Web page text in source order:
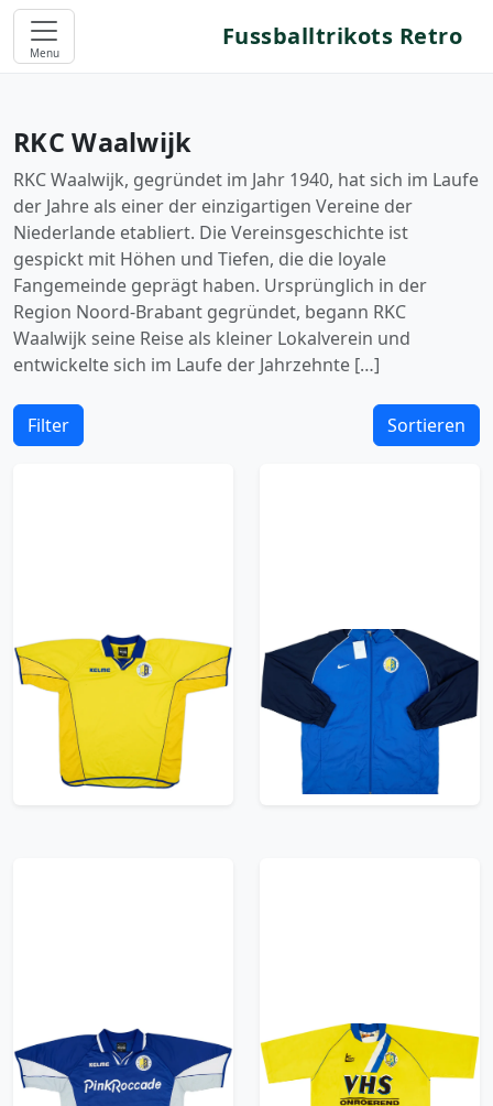
Menu
Fussballtrikots Retro
RKC Waalwijk
RKC Waalwijk, gegründet im Jahr 1940, hat sich im Laufe
der Jahre als einer der einzigartigen Vereine der
Niederlande etabliert. Die Vereinsgeschichte ist
gespickt mit Höhen und Tiefen, die die loyale
Fangemeinde geprägt haben. Ursprünglich in der
Region Noord-Brabant gegründet, begann RKC
Waalwijk seine Reise als kleiner Lokalverein und
entwickelte sich im Laufe der Jahrzehnte […]
Filter Sortieren
2001-02 RKC Waalwijk
Home Shirt - 8/10 -
83.99£ · ca. €99
Trikot kaufen
2008-09 RKC Waalwijk
Nike Rain Jacket (XL)
71.99£ · ca. €85
Trikot kaufen
2001-02 RKC Waalwijk
Match Issue Away
Shirt #19
2003-04 RKC Waalwijk
Match Issue Home
Shirt #16